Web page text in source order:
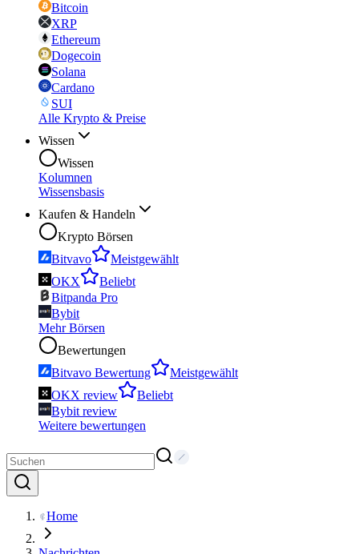
Bitcoin
XRP
Ethereum
Dogecoin
Solana
Cardano
SUI
Alle Krypto & Preise
Wissen
Wissen
Kolumnen
Wissensbasis
Kaufen & Handeln
Krypto Börsen
Bitvavo
Meistgewählt
OKX
Beliebt
Bitpanda Pro
Bybit
Mehr Börsen
Bewertungen
Bitvavo Bewertung
Meistgewählt
OKX review
Beliebt
Bybit review
Weitere bewertungen
Home